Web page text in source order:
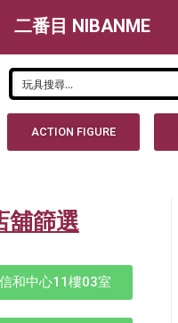
二番目 NIBANME
ACTION FIGURE
舖篩選
和中心11樓03室